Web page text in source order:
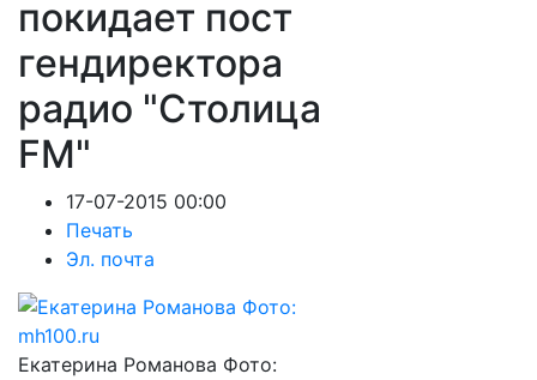
покидает пост
гендиректора
радио "Столица
FM"
17-07-2015 00:00
Печать
Эл. почта
Екатерина Романова Фото: